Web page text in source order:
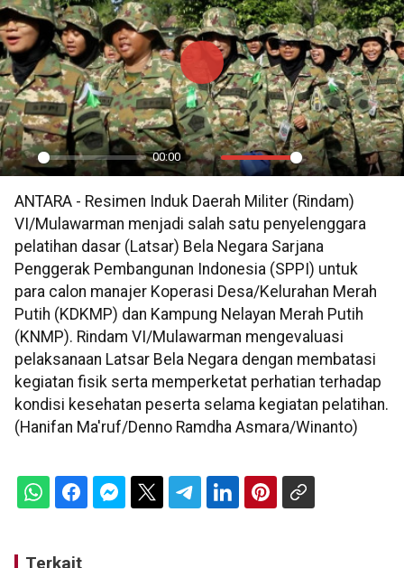
Play
00:00
Mute Settings
PIP
Play
ANTARA - Resimen Induk Daerah Militer (Rindam)
VI/Mulawarman menjadi salah satu penyelenggara
pelatihan dasar (Latsar) Bela Negara Sarjana
Penggerak Pembangunan Indonesia (SPPI) untuk
para calon manajer Koperasi Desa/Kelurahan Merah
Putih (KDKMP) dan Kampung Nelayan Merah Putih
(KNMP). Rindam VI/Mulawarman mengevaluasi
pelaksanaan Latsar Bela Negara dengan membatasi
kegiatan fisik serta memperketat perhatian terhadap
kondisi kesehatan peserta selama kegiatan pelatihan.
(Hanifan Ma'ruf/Denno Ramdha Asmara/Winanto)
Terkait